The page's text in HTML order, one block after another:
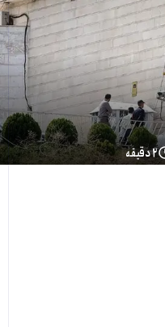
۲ دقیقه